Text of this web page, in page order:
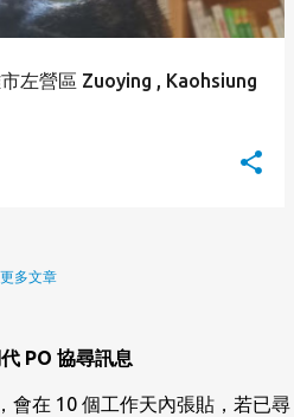
左營區 Zuoying , Kaohsiung
更多文章
PO 協尋訊息
會在 10 個工作天內張貼，若已尋